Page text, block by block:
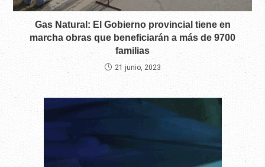
Gas Natural: El Gobierno provincial tiene en
marcha obras que beneficiarán a más de 9700
familias
21 junio, 2023